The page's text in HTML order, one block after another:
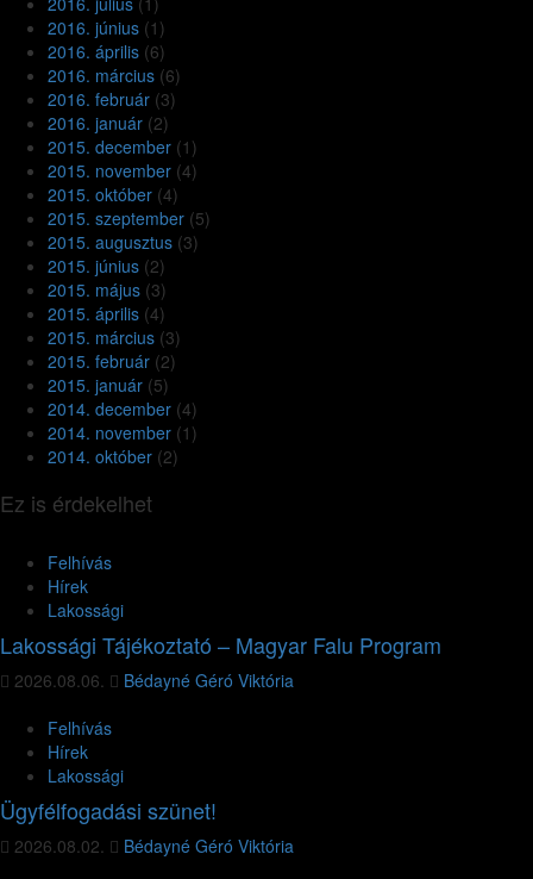
2016. június (1)
2016. április (6)
2016. március (6)
2016. február (3)
2016. január (2)
2015. december (1)
2015. november (4)
2015. október (4)
2015. szeptember (5)
2015. augusztus (3)
2015. június (2)
2015. május (3)
2015. április (4)
2015. március (3)
2015. február (2)
2015. január (5)
2014. december (4)
2014. november (1)
2014. október (2)
Ez is érdekelhet
Felhívás
Hírek
Lakossági
Lakossági Tájékoztató – Magyar Falu Program
2026.08.06.
Bédayné Géró Viktória
Felhívás
Hírek
Lakossági
Ügyfélfogadási szünet!
2026.08.02.
Bédayné Géró Viktória